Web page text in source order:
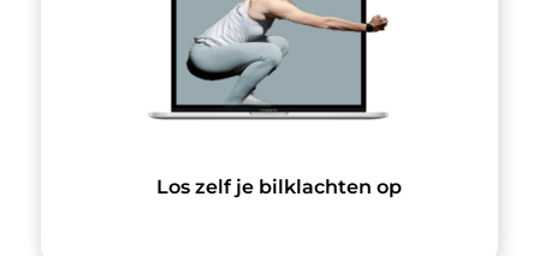
Los zelf je bilklachten op